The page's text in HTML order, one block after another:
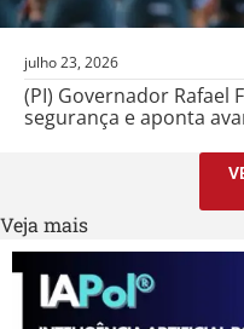
julho 23, 2026
(PI) Governador Rafael
segurança e aponta
Veja mais